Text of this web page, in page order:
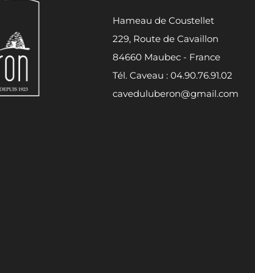
Hameau de Coustellet
229, Route de Cavaillon
84660 Maubec - France
Tél. Caveau : 04.90.76.91.02
caveduluberon@gmail.com